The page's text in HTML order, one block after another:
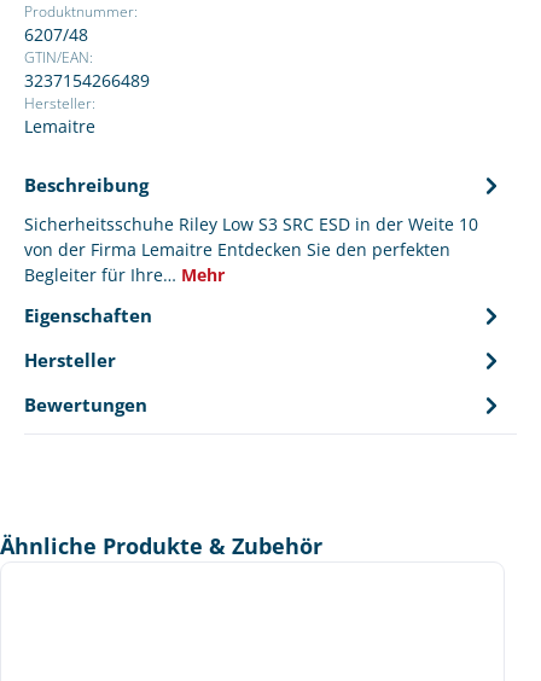
Produktnummer:
6207/48
GTIN/EAN:
3237154266489
Hersteller:
Lemaitre
Beschreibung
Sicherheitsschuhe Riley Low S3 SRC ESD in der Weite 10
von der Firma Lemaitre Entdecken Sie den perfekten
Begleiter für Ihre… Mehr
Eigenschaften
Hersteller
Bewertungen
Produktgalerie überspringen
Ähnliche Produkte & Zubehör